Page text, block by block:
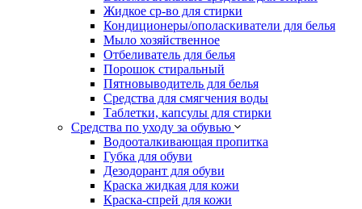
Жидкое ср-во для стирки
Кондиционеры/ополаскиватели для белья
Мыло хозяйственное
Отбеливатель для белья
Порошок стиральный
Пятновыводитель для белья
Средства для смягчения воды
Таблетки, капсулы для стирки
Средства по уходу за обувью
Водооталкивающая пропитка
Губка для обуви
Дезодорант для обуви
Краска жидкая для кожи
Краска-спрей для кожи